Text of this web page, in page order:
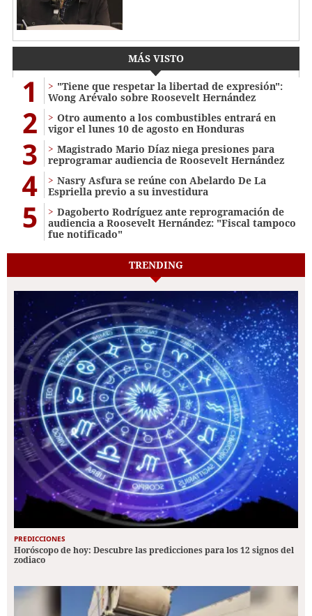
MÁS VISTO
1
"Tiene que respetar la libertad de expresión":
Wong Arévalo sobre Roosevelt Hernández
2
Otro aumento a los combustibles entrará en
vigor el lunes 10 de agosto en Honduras
3
Magistrado Mario Díaz niega presiones para
reprogramar audiencia de Roosevelt Hernández
4
Nasry Asfura se reúne con Abelardo De La
Espriella previo a su investidura
5
Dagoberto Rodríguez ante reprogramación de
audiencia a Roosevelt Hernández: "Fiscal tampoco
fue notificado"
TRENDING
PREDICCIONES
Horóscopo de hoy: Descubre las predicciones para los 12 signos del
zodiaco